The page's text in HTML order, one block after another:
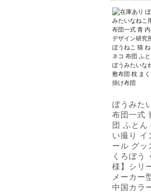
ぼうみた
布団一式
団 ふとん
い撮り イ
ール グッ
くろぼう
様】シリ
メーカー
中国カラ